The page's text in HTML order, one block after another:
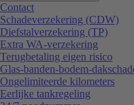
Contact
Schadeverzekering (CDW)
Diefstalverzekering (TP)
Extra WA-verzekering
Terugbetaling eigen risico
Glas-banden-bodem-
Ongelimiteerde kilometers
Eerlijke tankregeling